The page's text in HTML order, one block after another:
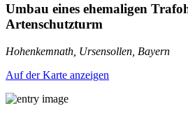
Umbau eines ehemaligen
Artenschutzturm
Hohenkemnath, Ursensollen, Bayern
Auf der Karte anzeigen